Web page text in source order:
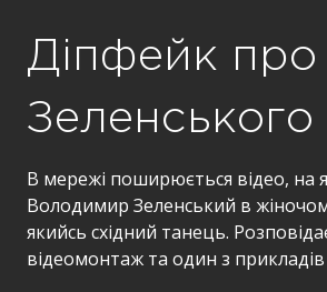
Діпфейк про
Зеленського
В мережі поширюється відео, на
Володимир Зеленський в
якийсь східний танець.
відеомонтаж та один з прикладів